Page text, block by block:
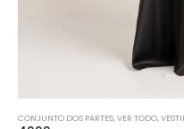
Este producto tiene múltiples variantes. Las opciones se pueden elegir en la página de producto
VER TODO,VESTIDOS LARGOS